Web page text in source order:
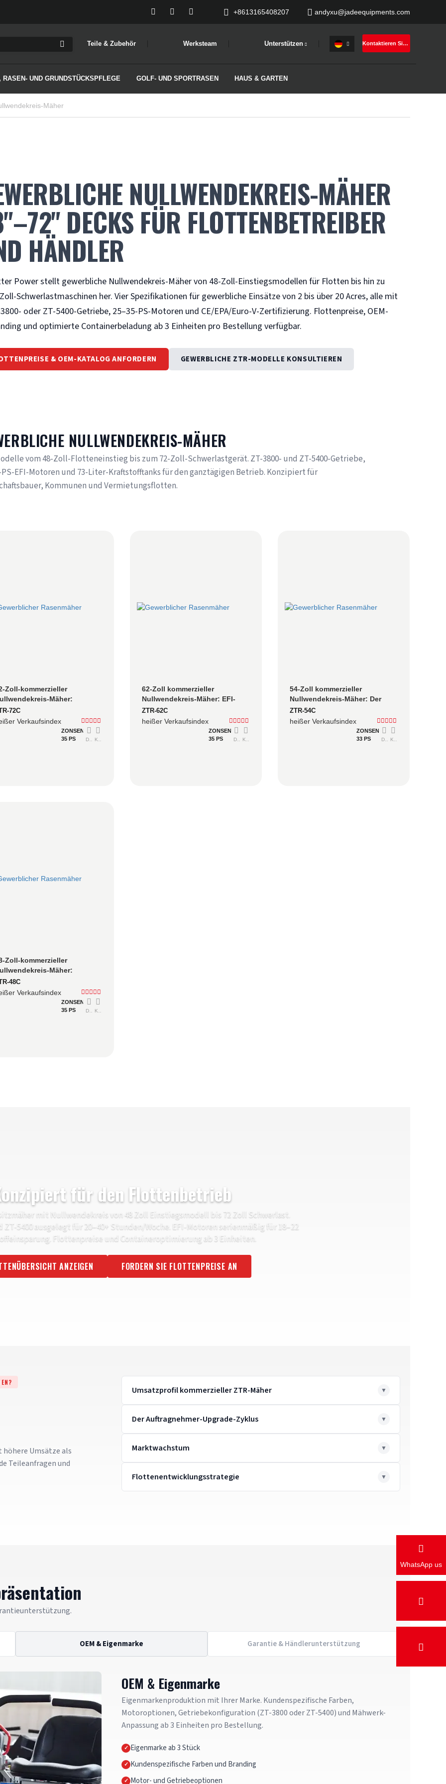
+8613165408207 andyxu@jadeequipments.com
Teile & Zubehör Werksteam Unterstützen
RASEN- UND GRUNDSTÜCKSPFLEGE GOLF- UND SPORTRASEN HAUS & GARTEN
Kontaktieren Sie mich jetzt
Mäher
NULLWENDEKREIS-MÄHER
DECKS FÜR FLOTTENBETREIBER
HÄNDLER
Power stellt gewerbliche Nullwendekreis-Mäher von 48-Zoll-Einstiegsmodellen für Flotten bis hin zu
Schwerlastmaschinen her. Vier Spezifikationen für gewerbliche Einsätze von 2 bis über 20 Acres, alle mit
oder ZT-5400-Getriebe, 25–35-PS-Motoren und CE/EPA/Euro-V-Zertifizierung. Flottenpreise, OEM-
und optimierte Containerbeladung ab 3 Einheiten pro Bestellung verfügbar.
& OEM-KATALOG ANFORDERN GEWERBLICHE ZTR-MODELLE KONSULTIEREN
NULLWENDEKREIS-MÄHER
vom 48-Zoll-Flotteneinstieg bis zum 72-Zoll-Schwerlastgerät. ZT-3800- und ZT-5400-Getriebe,
PS-EFI-Motoren und 73-Liter-Kraftstofftanks für den ganztägigen Betrieb. Konzipiert für
Kommunen und Vermietungsflotten.
Zoll-kommerzieller
Mäher:
Flottenbetrieb
großflächige Grundstücke
72C
Verkaufsindex
ZONSEN
35 PS
Detailliert
62-Zoll kommerzieller
Nullwendekreis-Mäher: EFI-
Kraftstoffeffizienz für
Flottenbetriebe auf großen
ZTR-62C
heißer Verkaufsindex
ZONSEN
35 PS
Detailliert
54-Zoll kommerzieller
Nullwendekreis-Mäher: Der
Produktivitäts-Sweetspot für
gewerbliche Teams
ZTR-54C
heißer Verkaufsindex
ZONSEN
33 PS
Detailliert
Zoll-kommerzieller
Mäher:
Einstieg in
Fuhrparks
48C
Verkaufsindex
ZONSEN
35 PS
Detailliert
für den Flottenbetrieb
mit Nullwendekreis von 48 Zoll Einstiegsmodell bis 72 Zoll Schwerlast.
ZT-5400 ausgelegt für 20–40+ Stunden/Woche. EFI-Motoren serienmäßig für 18–22
Flottenpreise und Containeroptimierung ab 3 Einheiten.
ANZEIGEN FORDERN SIE FLOTTENPREISE AN
Umsätze als
Teileanfragen und
Umsatzprofil kommerzieller ZTR-Mäher
Der Auftragnehmer-Upgrade-Zyklus
Marktwachstum
Flottenentwicklungsstrategie
OEM & Eigenmarke Garantie & Händlerunterstützung
OEM & Eigenmarke
Eigenmarkenproduktion mit Ihrer Marke. Kundenspezifische Farben,
Motoroptionen, Getriebekonfiguration (ZT-3800 oder ZT-5400) und Mähwerk-
Anpassung ab 3 Einheiten pro Bestellung.
Eigenmarke ab 3 Stück
Kundenspezifische Farben und Branding
Motor- und Getriebeoptionen
WhatsApp us